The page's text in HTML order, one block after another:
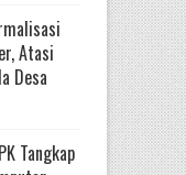
Atasi
Desa
Tangkap